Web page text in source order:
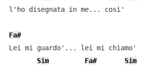
l'ho disegnata in me... cosi'
Fa#
Lei mi guardo'... lei mi chiamo'
Sim
Fa#
Sim